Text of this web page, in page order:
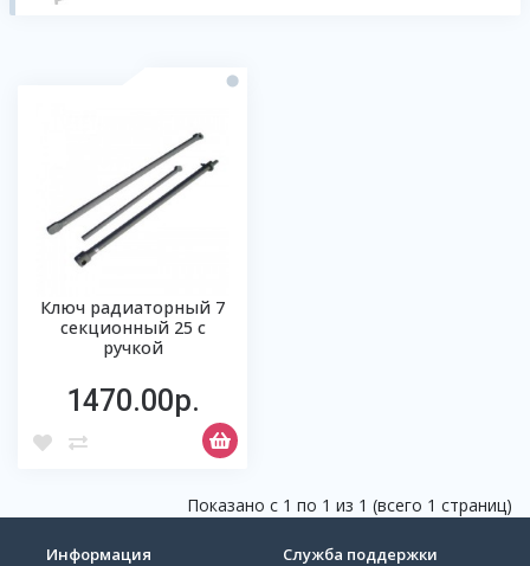
Ключ радиаторный 7
секционный 25 с
ручкой
1470.00р.
Показано с 1 по 1 из 1 (всего 1 страниц)
Информация Служба поддержки